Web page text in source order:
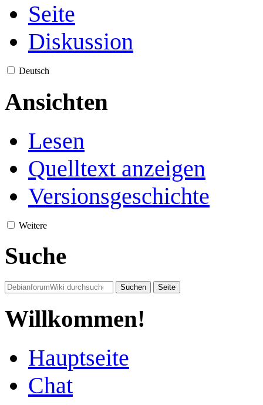
Seite
Diskussion
Deutsch
Ansichten
Lesen
Quelltext anzeigen
Versionsgeschichte
Weitere
Suche
Willkommen!
Hauptseite
Chat